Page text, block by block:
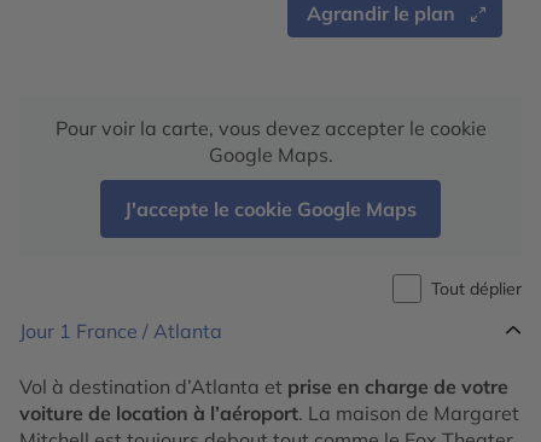
Agrandir le plan
Pour voir la carte, vous devez accepter le cookie
Google Maps.
J'accepte le cookie Google Maps
Tout déplier
Jour 1 France / Atlanta
Vol à destination d’Atlanta et prise en charge de votre
voiture de location à l’aéroport. La maison de Margaret